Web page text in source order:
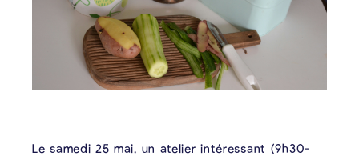
Le samedi 25 mai, un atelier intéressant (9h30-